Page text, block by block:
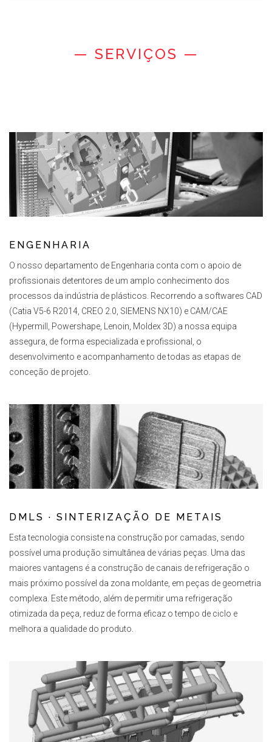
— SERVIÇOS —
ENGENHARIA
O nosso departamento de Engenharia conta com o apoio de
profissionais detentores de um amplo conhecimento dos
processos da indústria de plásticos. Recorrendo a softwares CAD
(Catia V5-6 R2014, CREO 2.0, SIEMENS NX10) e CAM/CAE
(Hypermill, Powershape, Lenoin, Moldex 3D) a nossa equipa
assegura, de forma especializada e profissional, o
desenvolvimento e acompanhamento de todas as etapas de
conceção de projeto.
DMLS · SINTERIZAÇÃO DE METAIS
Esta tecnologia consiste na construção por camadas, sendo
possível uma produção simultânea de várias peças. Uma das
maiores vantagens é a construção de canais de refrigeração o
mais próximo possível da zona moldante, em peças de geometria
complexa. Este método, além de permitir uma refrigeração
otimizada da peça, reduz de forma eficaz o tempo de ciclo e
melhora a qualidade do produto.